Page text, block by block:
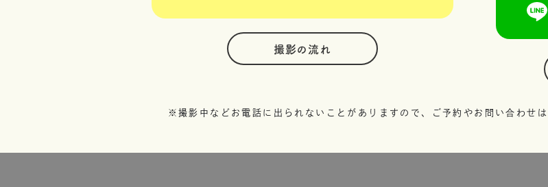
撮影の流れ
※撮影中などお電話に出られないことがありますので、ご予約やお問い合わせ